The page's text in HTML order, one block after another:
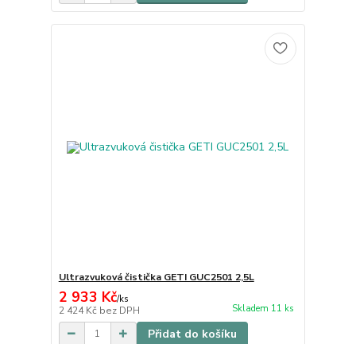
Ultrazvuková čistička GETI GUC2501 2,5L
2 933 Kč/ks
2 424 Kč bez DPH Skladem 11 ks
Přidat do košíku